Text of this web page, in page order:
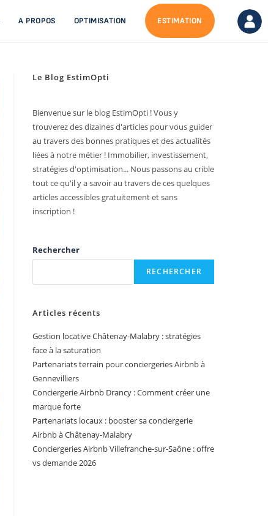
A PROPOS OPTIMISATION ESTIMATION
Le Blog EstimOpti
Bienvenue sur le blog EstimOpti ! Vous y
trouverez des dizaines d'articles pour vous guider
au travers des bonnes pratiques et des actualités
liées à notre métier ! Immobilier, investissement,
stratégies d'optimisation... Nous passons au crible
tout ce qu'il y a savoir au travers de ces quelques
articles accessibles gratuitement et sans
inscription !
Rechercher
RECHERCHER
Articles récents
Gestion locative Châtenay-Malabry : stratégies
face à la saturation
Partenariats terrain pour conciergeries Airbnb à
Gennevilliers
Conciergerie Airbnb Drancy : Comment créer une
marque forte
Partenariats locaux : booster sa conciergerie
Airbnb à Châtenay-Malabry
Conciergeries Airbnb Villefranche-sur-Saône : offre
vs demande 2026